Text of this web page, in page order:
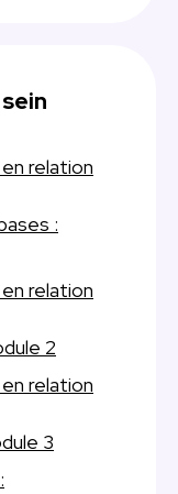
relation
:
relation
2
relation
3